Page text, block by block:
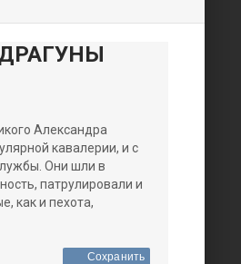
Александра
кавалерии, и с
Они шли в
патрулировали и
как и пехота,
Сохранить